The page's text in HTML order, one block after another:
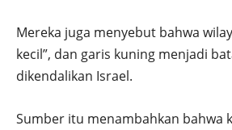
Mereka juga menyebut bahwa
kecil”, dan garis kuning menjadi
dikendalikan Israel.
Sumber itu menambahkan bahwa